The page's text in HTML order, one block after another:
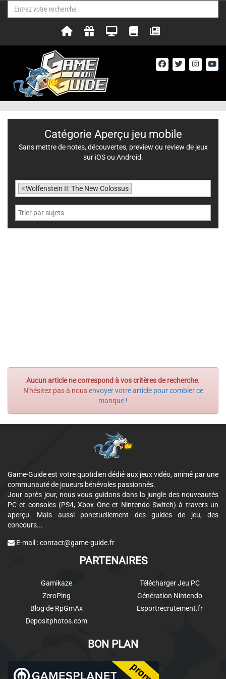
Aucun article ne correspond à vos critères de recherche.
N'hésitez pas à nousenvoyer votre article pour combler ce
manque !
Catégorie Aperçu jeu mobile
Sans mettre de notes, découvertes, preview ou review de jeux
sur iOS ou Android.
×Wolfenstein II: The New Colossus
Game-Guide est votre quotidien dédié aux jeux vidéo, animé par une
communauté de joueurs bénévoles passionnés.
Jour après jour, nous vous guidons dans la jungle des nouveautés
PC et consoles (PS4, Xbox One et Nintendo Switch) à travers un
aperçu. Mais aussi ponctuellement des guides de jeu, des
concours...
E-mail :contact@game-guide.fr
PARTENAIRES
Gamikaze
ZeroPing
Blog de RpGmAx
Depositphotos.com
Télécharger Jeu PC
Génération Nintendo
Esportrecrutement.fr
BON PLAN